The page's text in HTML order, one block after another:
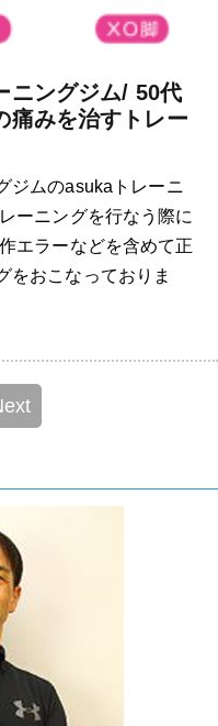
ングジム/ 50代
痛みを治すトレー
ムのasukaトレーニ
ーニングを行なう際に
エラーなどを含めて正
をおこなっておりま